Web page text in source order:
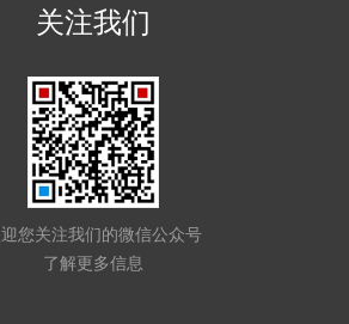
关注我们
您关注我们的微信公众号
了解更多信息